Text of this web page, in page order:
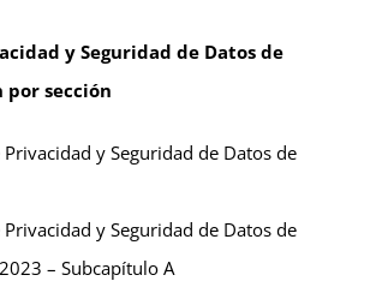
y Seguridad de Datos de
por sección
Privacidad y Seguridad de Datos de
Privacidad y Seguridad de Datos de
– Subcapítulo A